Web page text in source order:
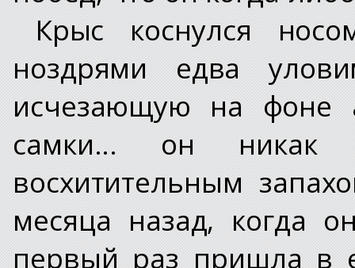
Крыс коснулся
ноздрями едва
исчезающую на фоне
самки... он никак
восхитительным
месяца назад, когда
первый раз пришла в